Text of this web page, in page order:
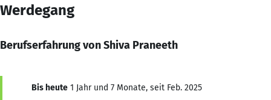
Werdegang
Berufserfahrung von Shiva Praneeth
Bis heute 1 Jahr und 7 Monate, seit Feb. 2025